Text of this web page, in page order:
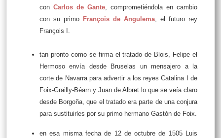
con Carlos de Gante, comprometiéndola en cambio
con su primo François de Angulema, el futuro rey
François I.
tan pronto como se firma el tratado de Blois, Felipe el
Hermoso envía desde Bruselas un mensajero a la
corte de Navarra para advertir a los reyes Catalina I de
Foix-Grailly-Béarn y Juan de Albret lo que se veía claro
desde Borgoña, que el tratado era parte de una conjura
para sustituirles por su primo hermano Gastón de Foix.
en esa misma fecha de 12 de octubre de 1505 Luis